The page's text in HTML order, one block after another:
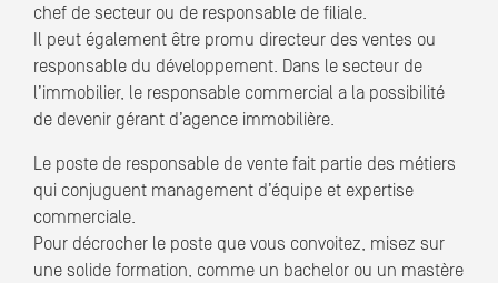
chef de secteur ou de responsable de filiale.
Il peut également être promu directeur des ventes ou
responsable du développement. Dans le secteur de
l’immobilier, le responsable commercial a la possibilité
de devenir gérant d’agence immobilière.
Le poste de responsable de vente fait partie des métiers
qui conjuguent management d’équipe et expertise
commerciale.
Pour décrocher le poste que vous convoitez, misez sur
une solide formation, comme un bachelor ou un mastère